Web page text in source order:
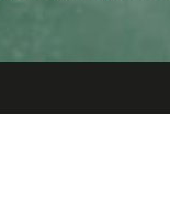
EBA sulla POG dei